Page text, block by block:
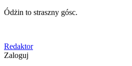
Ódżin to straszny gósc.
Redaktor
Zaloguj